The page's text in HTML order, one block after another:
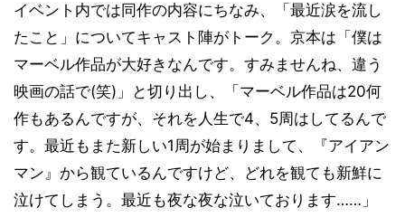
イベント内では同作の内容にちなみ、「最近涙を流し
たこと」についてキャスト陣がトーク。京本は「僕は
マーベル作品が大好きなんです。すみませんね、違う
映画の話で(笑)」と切り出し、「マーベル作品は20何
作もあるんですが、それを人生で4、5周はしてるんで
す。最近もまた新しい1周が始まりまして、『アイアン
マン』から観ているんですけど、どれを観ても新鮮に
泣けてしまう。最近も夜な夜な泣いております……」